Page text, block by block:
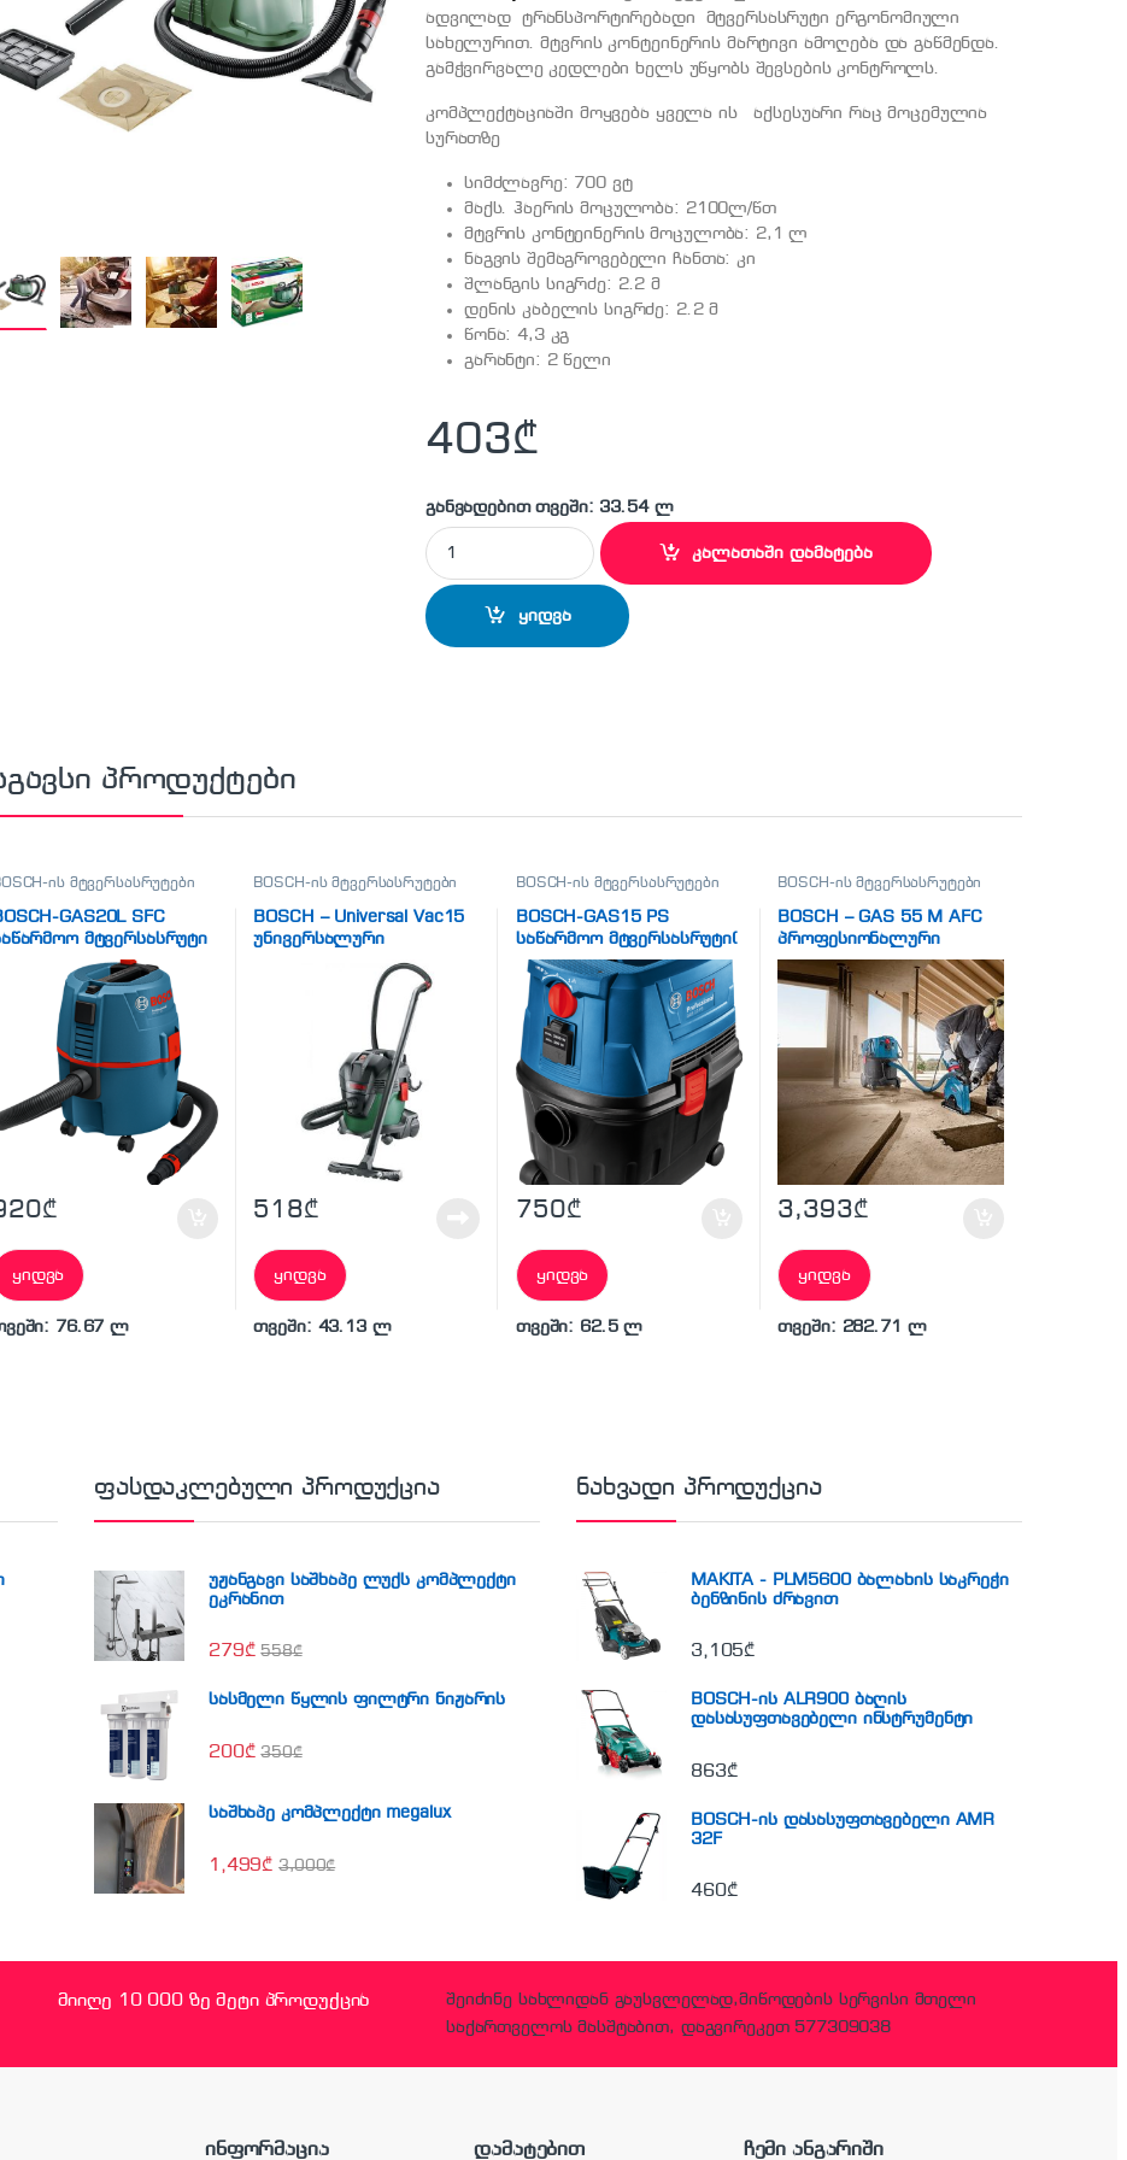
ადვილად ტრანსპორტირებადი მტვერსასრუტი ერგონომიული
სახელურით. მტვრის კონტეინერის მარტივი ამოღება და გაწმენდა.
გამჭვირვალე კედლები ხელს უწყობს შევსების კონტროლს.
კომპლექტაციაში მოყვება ყველა ის აქსესუარი რაც მოცემულია
სურათზე
სიმძლავრე: 700 ვტ
მაქს. ჰაერის მოცულობა: 2100ლ/წთ
მტვრის კონტეინერის მოცულობა: 2,1 ლ
ნაგვის შემაგროვებელი ჩანთა: კი
შლანგის სიგრძე: 2.2 მ
დენის კაბელის სიგრძე: 2.2 მ
წონა: 4,3 კგ
გარანტი: 2 წელი
403₾
განვადებით თვეში: 33.54 ლ
BOSCH - Easy Vac3 უნივერსალური მტვერსასრუტი quantity
კალათაში დამატება
ყიდვა
პროდუქტები
ის მტვერსასრუტები
GAS20L SFC
მტვერსასრუტი
(professional)
₾
ყიდვა
76.67 ლ
BOSCH-ის მტვერსასრუტები
BOSCH – Universal Vac15
უნივერსალური
518₾
ყიდვა
თვეში: 43.13 ლ
BOSCH-ის მტვერსასრუტები
BOSCH-GAS15 PS
საწარმოო მტვერსასრუტი(
professional)
750₾
ყიდვა
თვეში: 62.5 ლ
BOSCH-ის მტვერსასრუტები
BOSCH – GAS 55 M AFC
პროფესიონალური
მტვერსასრუტი
3,393₾
ყიდვა
თვეში: 282.71 ლ
ფასდაკლებული პროდუქცია
უჟანგავი საშხაპე ლუქს კომპლექტი
ეკრანით
279₾ 558₾
სასმელი წყლის ფილტრი ნიჟარის
200₾ 350₾
საშხაპე კომპლექტი megalux
1,499₾ 3,000₾
ნახვადი პროდუქცია
MAKITA - PLM5600 ბალახის საკრეჭი
ბენზინის ძრავით
3,105₾
BOSCH-ის ALR900 ბაღის
დასასუფთავებელი ინსტრუმენტი
863₾
BOSCH-ის დასასუფთავებელი AMR
32F
460₾
მიიღე 10 000 ზე მეტი პროდუქცია
შეიძინე სახლიდან გაუსვლელად,მიწოდების სერვისი მთელი
საქართველოს მასშტაბით, დაგვირეკეთ 577309038
ინფორმაცია დამატებით ჩემი ანგარიში